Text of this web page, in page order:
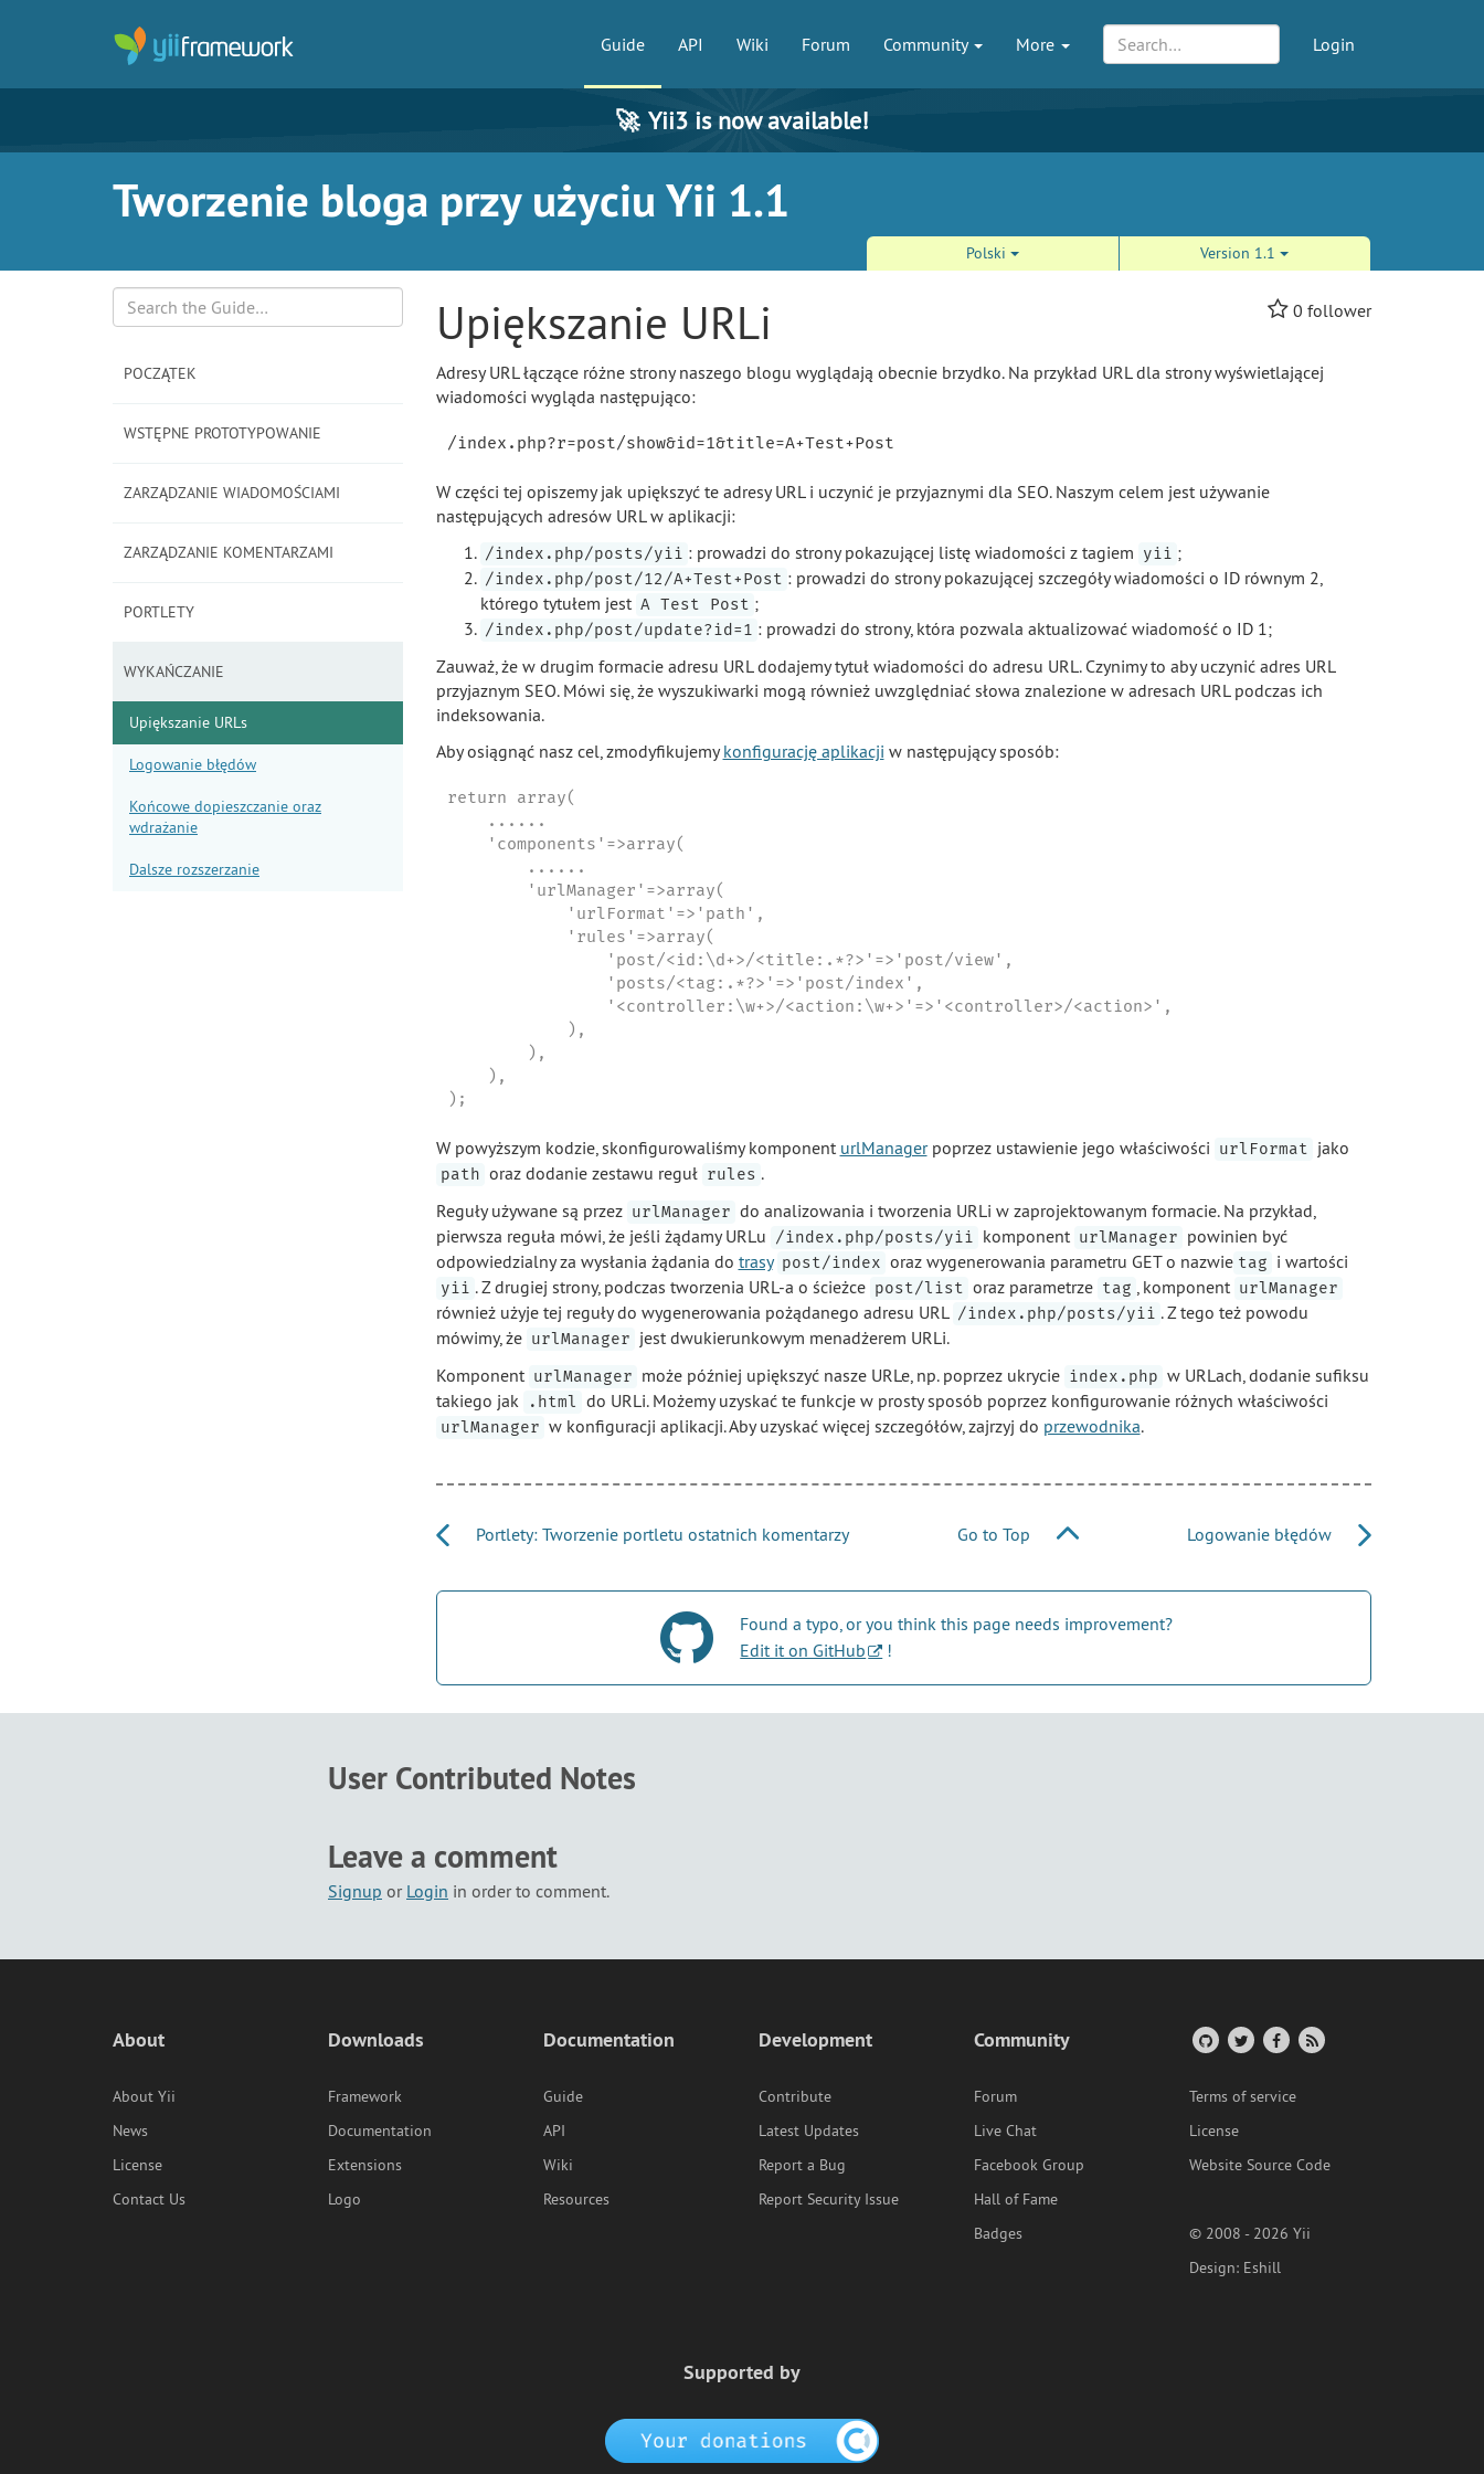
Guide API Wiki Forum Community More Login
🚀 Yii3 is now available!
Tworzenie bloga przy użyciu Yii 1.1
Polski Version 1.1
POCZĄTEK
WSTĘPNE PROTOTYPOWANIE
ZARZĄDZANIE WIADOMOŚCIAMI
ZARZĄDZANIE KOMENTARZAMI
PORTLETY
WYKAŃCZANIE
Upiększanie URLs
Logowanie błędów
Końcowe dopieszczanie oraz
wdrażanie
Dalsze rozszerzanie
0 follower
Upiększanie URLi
Adresy URL łączące różne strony naszego blogu wyglądają obecnie brzydko. Na przykład URL dla strony wyświetlającej
wiadomości wygląda następująco:
W części tej opiszemy jak upiększyć te adresy URL i uczynić je przyjaznymi dla SEO. Naszym celem jest używanie
następujących adresów URL w aplikacji:
/index.php/posts/yii : prowadzi do strony pokazującej listę wiadomości z tagiem yii ;
/index.php/post/12/A+Test+Post : prowadzi do strony pokazującej szczegóły wiadomości o ID równym 2,
którego tytułem jest A Test Post ;
/index.php/post/update?id=1 : prowadzi do strony, która pozwala aktualizować wiadomość o ID 1;
Zauważ, że w drugim formacie adresu URL dodajemy tytuł wiadomości do adresu URL. Czynimy to aby uczynić adres URL
przyjaznym SEO. Mówi się, że wyszukiwarki mogą również uwzględniać słowa znalezione w adresach URL podczas ich
indeksowania.
Aby osiągnąć nasz cel, zmodyfikujemykonfigurację aplikacji w następujący sposób:
return array(
    ......
    'components'=>array(
        ......
        'urlManager'=>array(
            'urlFormat'=>'path',
            'rules'=>array(
                'post/<id:\d+>/<title:.*?>'=>'post/view',
                'posts/<tag:.*?>'=>'post/index',
                '<controller:\w+>/<action:\w+>'=>'<controller>/<action>',
            ),
        ),
    ),
);
W powyższym kodzie, skonfigurowaliśmy komponent urlManagerpoprzez ustawienie jego właściwości urlFormat jako
path oraz dodanie zestawu reguł rules .
Reguły używane są przez urlManager do analizowania i tworzenia URLi w zaprojektowanym formacie. Na przykład,
pierwsza reguła mówi, że jeśli żądamy URLu /index.php/posts/yii komponent urlManager powinien być
odpowiedzialny za wysłania żądania do trasy post/index oraz wygenerowania parametru GET o nazwie tag i wartości
yii . Z drugiej strony, podczas tworzenia URL-a o ścieżce post/list oraz parametrze tag , komponent urlManager
również użyje tej reguły do wygenerowania pożądanego adresu URL /index.php/posts/yii . Z tego też powodu
mówimy, że urlManager jest dwukierunkowym menadżerem URLi.
Komponent urlManager może później upiększyć nasze URLe, np. poprzez ukrycie index.php w URLach, dodanie sufiksu
takiego jak
.html do URLi. Możemy uzyskać te funkcje w prosty sposób poprzez konfigurowanie różnych właściwości
urlManager w konfiguracji aplikacji. Aby uzyskać więcej szczegółów, zajrzyj do przewodnika.
Portlety: Tworzenie portletu ostatnich komentarzy Go to Top Logowanie błędów
Found a typo, or you think this page needs improvement?
Edit it on GitHub
!
User Contributed Notes
Leave a comment
Signup or Login in order to comment.
About
About Yii
News
License
Contact Us
Downloads
Framework
Documentation
Extensions
Logo
Documentation
Guide
API
Wiki
Resources
Development
Contribute
Latest Updates
Report a Bug
Report Security Issue
Community
Forum
Live Chat
Facebook Group
Hall of Fame
Badges
Terms of service
License
Website Source Code
© 2008 - 2026 Yii
Design: Eshill
Supported by